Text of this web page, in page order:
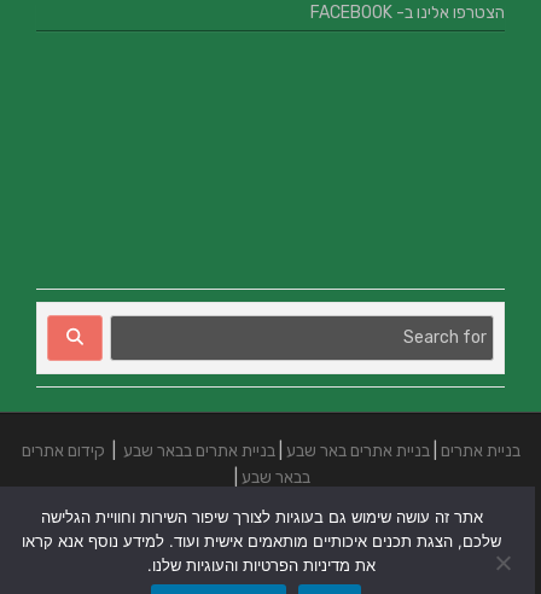
הצטרפו אלינו ב- FACEBOOK
בניית אתרים| בניית אתרים באר שבע| בניית אתרים בבאר שבע|
קידום אתרים
בבאר שבע|
אתר זה עושה שימוש גם בעוגיות לצורך שיפור השירות וחוויית הגלישה
שלכם, הצגת תכנים איכותיים מותאמים אישית ועוד. למידע נוסף אנא קראו
את מדיניות הפרטיות והעוגיות שלנו.